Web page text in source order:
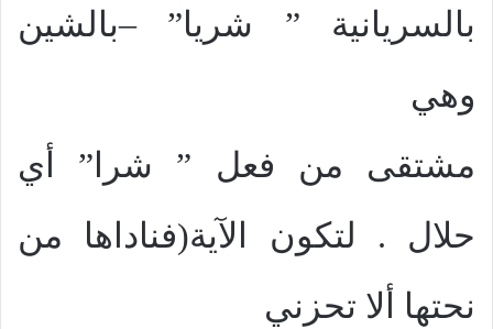
بالسريانية ” شريا” –بالشين
وهي
مشتقى من فعل ” شرا” أي
حلال . لتكون الآية(فناداها من
نحتها ألا تحزني